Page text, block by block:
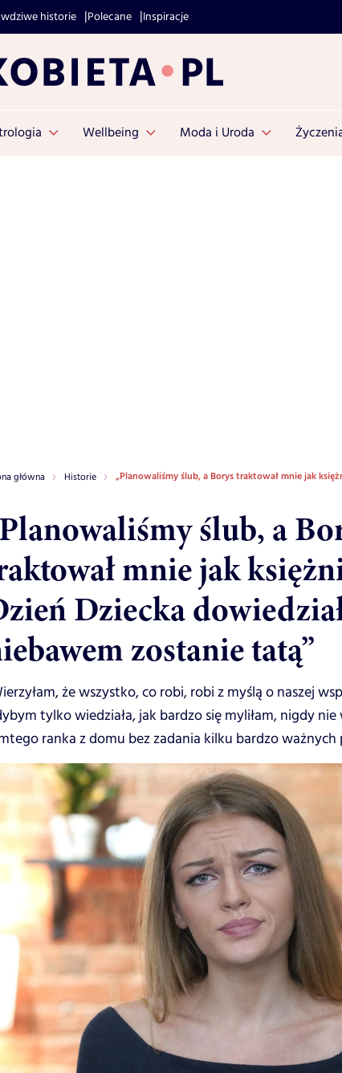
historie Polecane Inspiracje
Wellbeing Moda i Uroda
główna Historie „Planowaliśmy ślub, a Borys traktował mnie jak
ślub, a
mnie jak
Dziecka
zostanie tatą”
że wszystko, co robi, robi z myślą o naszej
tylko wiedziała, jak bardzo się myliłam, nigdy
ranka z domu bez zadania kilku bardzo ważnych